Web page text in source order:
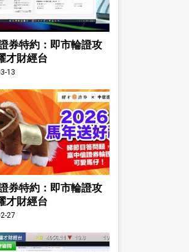
券特約：即市輪證攻
才財經台
13
券特約：即市輪證攻
才財經台
27